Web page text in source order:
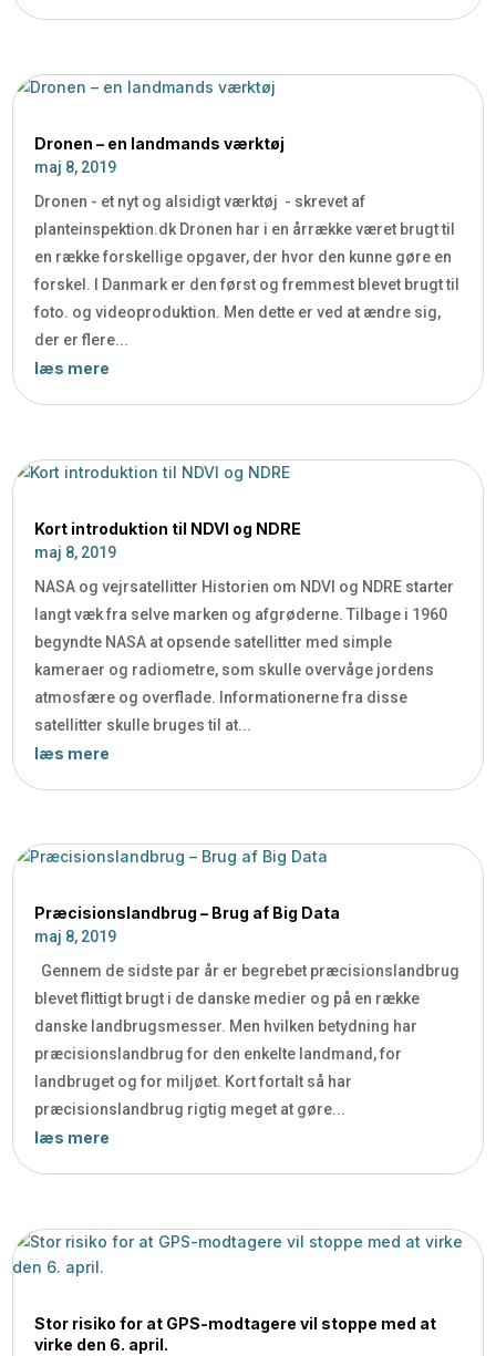
Dronen – en landmands værktøj
maj 8, 2019
Dronen - et nyt og alsidigt værktøj - skrevet af
planteinspektion.dk Dronen har i en årrække været brugt til
en række forskellige opgaver, der hvor den kunne gøre en
forskel. I Danmark er den først og fremmest blevet brugt til
foto. og videoproduktion. Men dette er ved at ændre sig,
der er flere...
læs mere
Kort introduktion til NDVI og NDRE
maj 8, 2019
NASA og vejrsatellitter Historien om NDVI og NDRE starter
langt væk fra selve marken og afgrøderne. Tilbage i 1960
begyndte NASA at opsende satellitter med simple
kameraer og radiometre, som skulle overvåge jordens
atmosfære og overflade. Informationerne fra disse
satellitter skulle bruges til at...
læs mere
Præcisionslandbrug – Brug af Big Data
maj 8, 2019
Gennem de sidste par år er begrebet præcisionslandbrug
blevet flittigt brugt i de danske medier og på en række
danske landbrugsmesser. Men hvilken betydning har
præcisionslandbrug for den enkelte landmand, for
landbruget og for miljøet. Kort fortalt så har
præcisionslandbrug rigtig meget at gøre...
læs mere
Stor risiko for at GPS-modtagere vil stoppe med at
virke den 6. april.